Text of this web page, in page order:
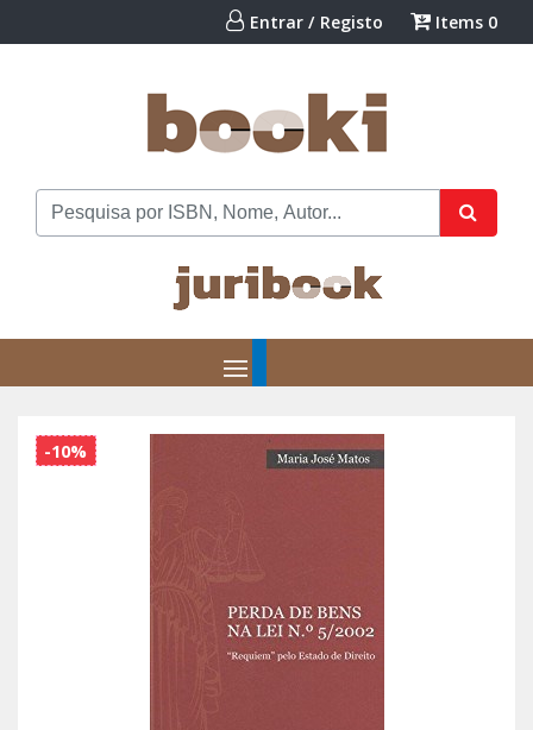
Entrar / Registo Items 0
-10%